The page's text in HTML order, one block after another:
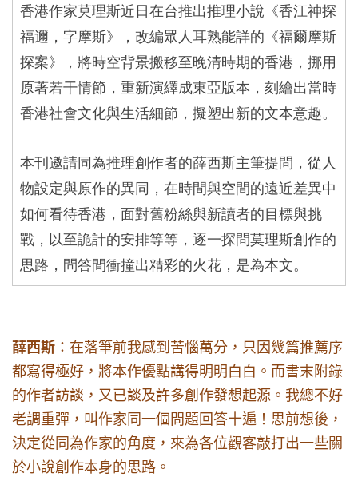
香港作家莫理斯近日在台推出推理小說《香江神探
福邇，字摩斯》，改編眾人耳熟能詳的《福爾摩斯
探案》，將時空背景搬移至晚清時期的香港，挪用
原著若干情節，重新演繹成東亞版本，刻繪出當時
香港社會文化與生活細節，擬塑出新的文本意趣。
本刊邀請同為推理創作者的薛西斯主筆提問，從人
物設定與原作的異同，在時間與空間的遠近差異中
如何看待香港，面對舊粉絲與新讀者的目標與挑
戰，以至詭計的安排等等，逐一探問莫理斯創作的
思路，問答間衝撞出精彩的火花，是為本文。
薛西斯 ：在落筆前我感到苦惱萬分，只因幾篇推薦序
都寫得極好，將本作優點講得明明白白。而書末附錄
的作者訪談，又已談及許多創作發想起源。我總不好
老調重彈，叫作家同一個問題回答十遍！思前想後，
決定從同為作家的角度，來為各位觀客敲打出一些關
於小說創作本身的思路。